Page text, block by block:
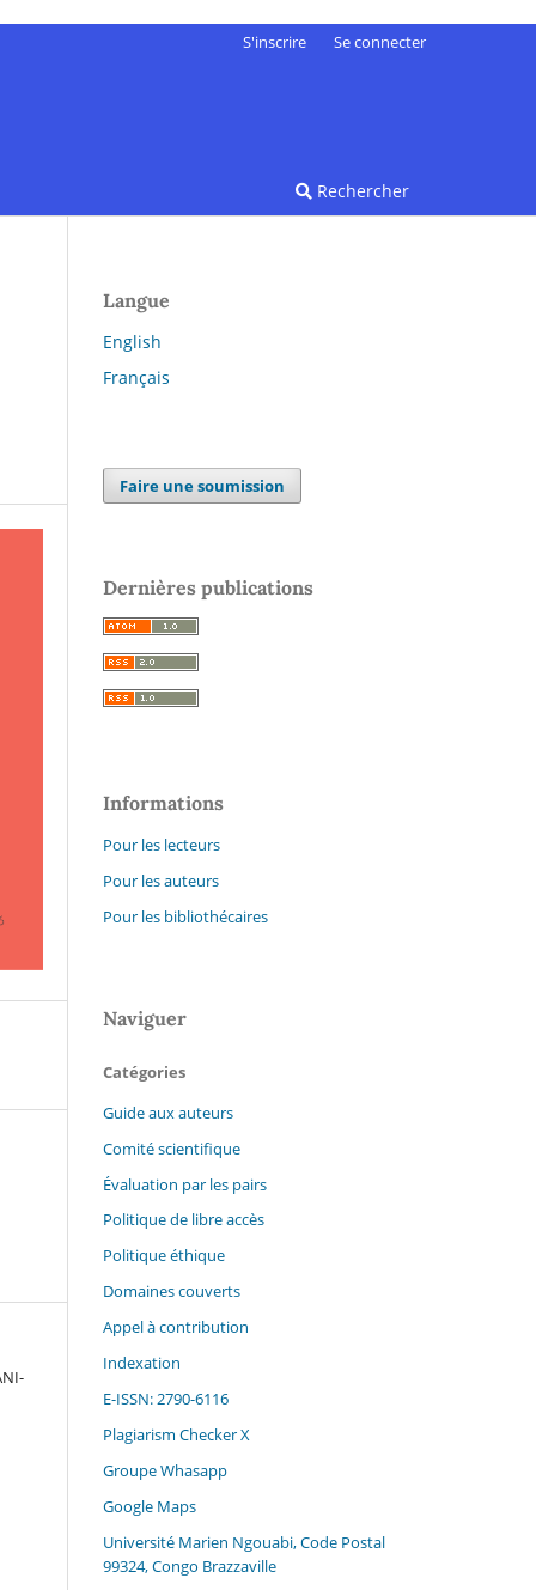
Rechercher
S'inscrire Se connecter
Langue
English
Français
Faire une soumission
Dernières publications
Informations
Pour les lecteurs
Pour les auteurs
Pour les bibliothécaires
Naviguer
Catégories
Guide aux auteurs
Comité scientifique
Évaluation par les pairs
Politique de libre accès
Politique éthique
Domaines couverts
Appel à contribution
Indexation
E-ISSN: 2790-6116
Plagiarism Checker X
Groupe Whasapp
Google Maps
Université Marien Ngouabi, Code Postal
99324, Congo Brazzaville